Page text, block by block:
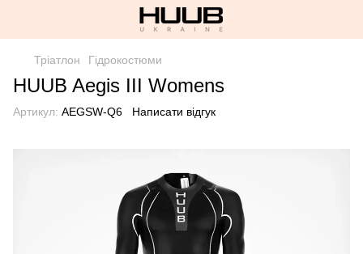
Тріатлон Гідрокостюми
HUUB Aegis III Womens
Артикул: AEGSW-Q6 Написати відгук